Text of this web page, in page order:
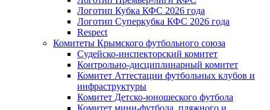
Логотип Кубка КФС 2026 года
Логотип Суперкубка КФС 2026 года
Respect
Комитеты Крымского футбольного союза
Судейско-инспекторский комитет
Контрольно-дисциплинарный комитет
Комитет Аттестации футбольных клубов и
инфраструктуры
Комитет Детско-юношеского футбола
Комитет мини-футбола, пляжного и